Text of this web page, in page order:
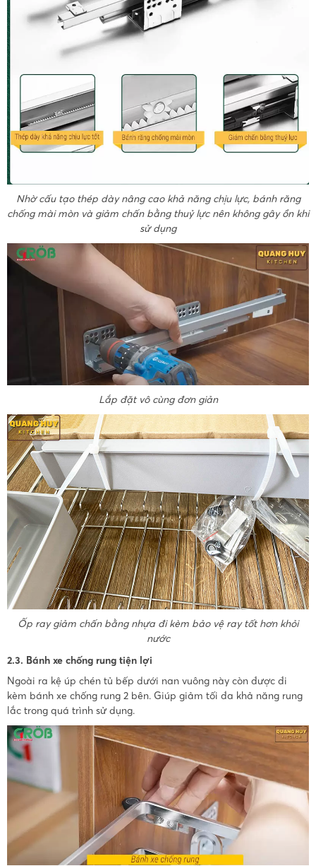
Nhờ cấu tạo thép dày nâng cao khả năng chịu lực, bánh răng
chống mài mòn và giảm chấn bằng thuỷ lực nên không gây ồn khi
sử dụng
Lắp đặt vô cùng đơn giản
Ốp ray giảm chấn bằng nhựa đi kèm bảo vệ ray tốt hơn khỏi
nước
2.3. Bánh xe chống rung tiện lợi
Ngoài ra kệ úp chén tủ bếp dưới nan vuông này còn được đi
kèm bánh xe chống rung 2 bên. Giúp giảm tối đa khả năng rung
lắc trong quá trình sử dụng.